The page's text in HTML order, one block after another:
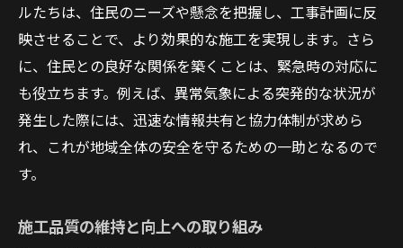
ルたちは、住民のニーズや懸念を把握し、工事計画に反
映させることで、より効果的な施工を実現します。さら
に、住民との良好な関係を築くことは、緊急時の対応に
も役立ちます。例えば、異常気象による突発的な状況が
発生した際には、迅速な情報共有と協力体制が求めら
れ、これが地域全体の安全を守るための一助となるので
す。
施工品質の維持と向上への取り組み